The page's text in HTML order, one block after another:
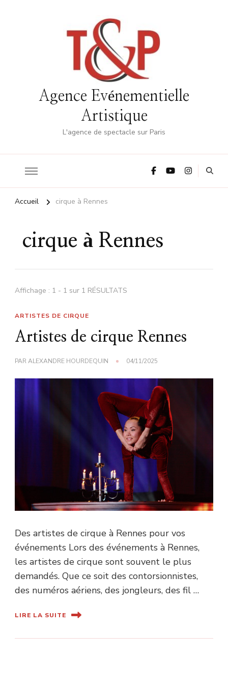
Agence Evénementielle
Artistique
L'agence de spectacle sur Paris
Accueil cirque à Rennes
cirque à Rennes
Affichage : 1 - 1 sur 1 RÉSULTATS
ARTISTES DE CIRQUE
Artistes de cirque Rennes
PARALEXANDRE HOURDEQUIN 04/11/2025
Des artistes de cirque à Rennes pour vos
événements Lors des événements à Rennes,
les artistes de cirque sont souvent le plus
demandés. Que ce soit des contorsionnistes,
des numéros aériens, des jongleurs, des fil …
LIRE LA SUITE